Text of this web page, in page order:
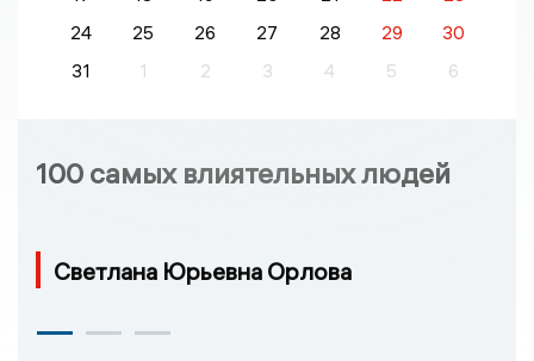
24
25 26 27 28 29
30
31
1 2 3 4 5 6
100 самых влиятельных людей
Светлана Юрьевна Орлова